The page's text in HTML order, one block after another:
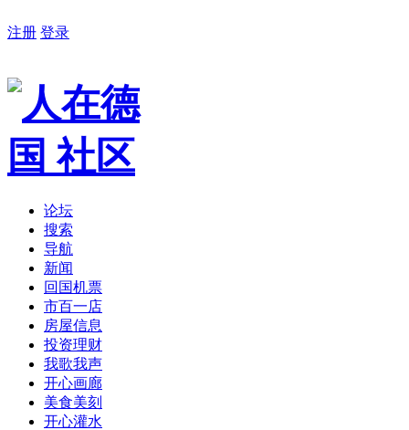
注册 登录
论坛
搜索
导航
新闻
回国机票
市百一店
房屋信息
投资理财
我歌我声
开心画廊
美食美刻
开心灌水